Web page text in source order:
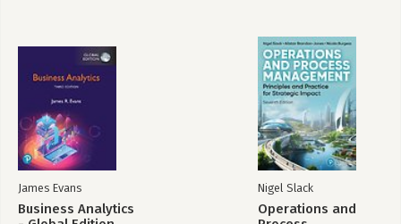
Case Study 4 Green Packaging and Reverse Logistics - The Free
Pack Net SRL Case Study
Case Study 5 Chicago Climate Exchange
Case Study 6 Green Grocery Stores in the Retail Sector
Case Study 7 Product Design and Recycling and Sony
Case Study 8 Renewable Energy and Geothermal Power Usage
References and Bibliography
James Evans
Business Analytics
Nigel Slack
Operations and